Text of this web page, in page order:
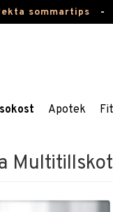
sommartips -
Apotek